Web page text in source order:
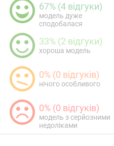
67% (4 відгуки)
модель дуже
сподобалася
33% (2 відгуки)
хороша модель
0% (0 відгуків)
нічого особливого
0% (0 відгуків)
модель з серйозними
недоліками